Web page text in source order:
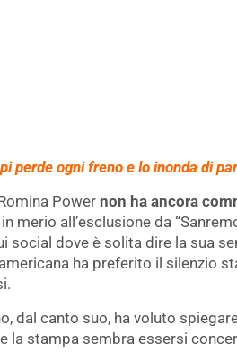
perde ogni freno e lo inonda di
Power non ha ancora
merio all’esclusione da
social dove è solita dire la sua
ha preferito il silenzio
dal canto suo, ha voluto
la stampa sembra essersi